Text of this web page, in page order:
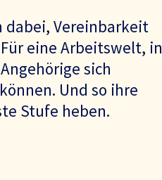
Vereinbarkeit
eine Arbeitswelt, in
sich
Und so ihre
Stufe heben.